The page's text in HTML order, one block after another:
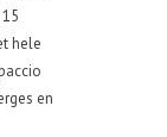
hele
en